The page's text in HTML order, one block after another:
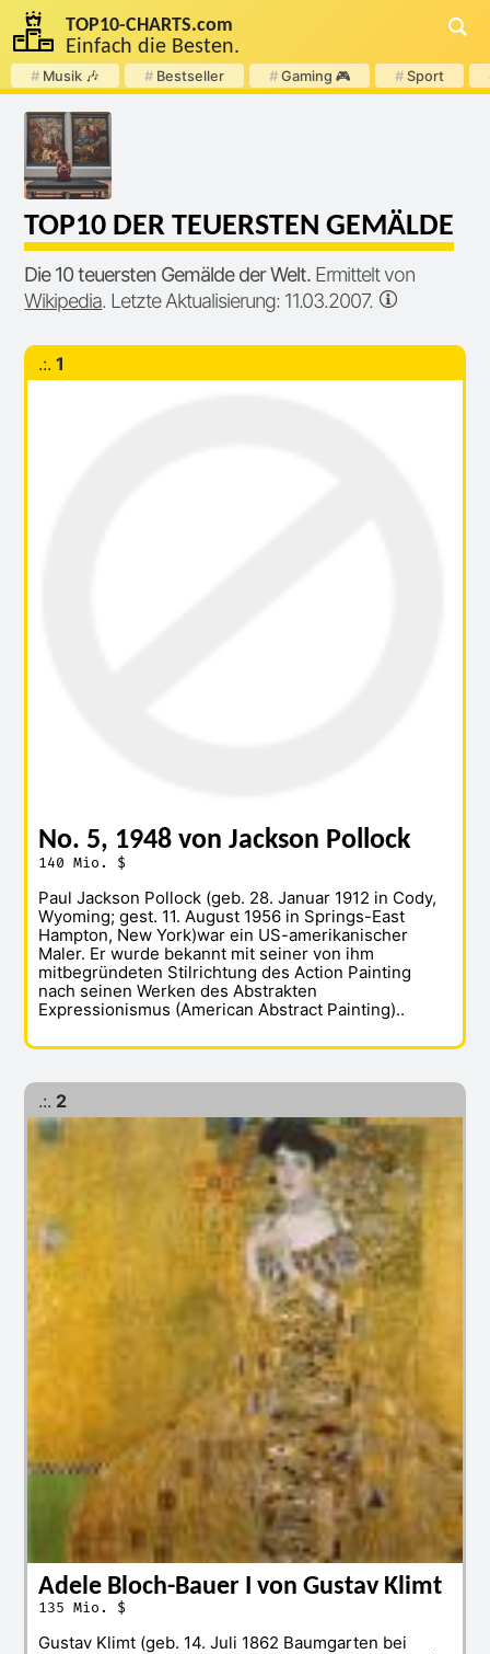
TOP10-CHARTS.com
Einfach die Besten.
# Musik 🎶 # Bestseller # Gaming 🎮 # Sport
TOP10 DER TEUERSTEN GEMÄLDE
Die 10 teuersten Gemälde der Welt. Ermittelt von
Wikipedia. Letzte Aktualisierung: 11.03.2007.
.:. 1
No. 5, 1948 von Jackson Pollock
140 Mio. $
Paul Jackson Pollock (geb. 28. Januar 1912 in Cody,
Wyoming; gest. 11. August 1956 in Springs-East
Hampton, New York)war ein US-amerikanischer
Maler. Er wurde bekannt mit seiner von ihm
mitbegründeten Stilrichtung des Action Painting
nach seinen Werken des Abstrakten
Expressionismus (American Abstract Painting)..
.:. 2
Adele Bloch-Bauer I von Gustav Klimt
135 Mio. $
Gustav Klimt (geb. 14. Juli 1862 Baumgarten bei